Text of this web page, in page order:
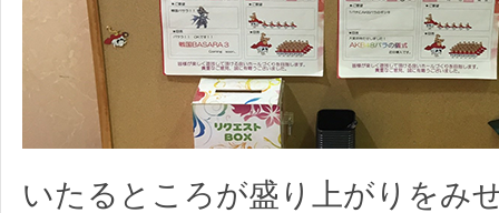
いたるところが盛り上がりをみ